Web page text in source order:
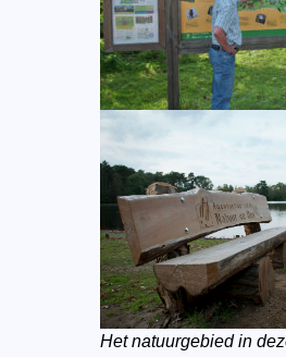
Het natuurgebied in